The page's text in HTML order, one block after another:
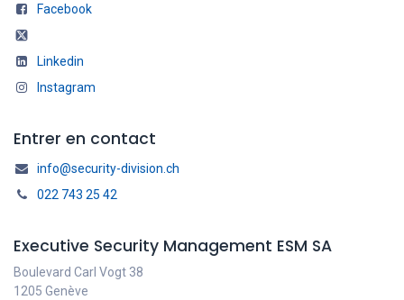
Facebook
Linkedin
Instagram
Entrer en contact
info@security-division.ch
022 743 25 42
Executive Security Management ESM SA
Boulevard Carl Vogt 38
1205 Genève